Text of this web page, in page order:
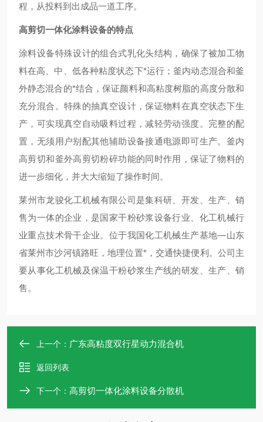
程，从投料到出成品一道工序。
高剪切一体化涂料设备的特点
涂料设备特殊设计的组合式乳化头结构，确保了被加工物
料在高、中、低各种粘度状态下*运行；釜内动态混合和釜
外静态混合的*结合，保证颜料和高粘度树脂的高度分散和
充分混合。特殊的抽真空设计，保证物料在真空状态下生
产，可实现真空自动吸料过程，减轻劳动强度。完整的配
置，无须用户别配其他辅助设备接通电源即可生产。釜内
高剪切和釜外高剪切粉碎功能的同时作用，保证了物料的
进一步细化，并大大缩短了操作时间。
莱州市龙骏化工机械有限公司是集科研、开发、生产、销
售为一体的企业，是国家干粉砂浆设备行业、化工机械行
业重点技术骨干企业。位于我国化工机械生产基地—山东
省莱州市沙河镇路旺，地理位置*，交通快捷便利。公司主
要从事化工机械及保温干粉砂浆生产线的研发、生产、销
售。
上一个： 广东高粘度双行星动力混合机
返回列表
下一个： 高剪切一体化涂料设备分散机